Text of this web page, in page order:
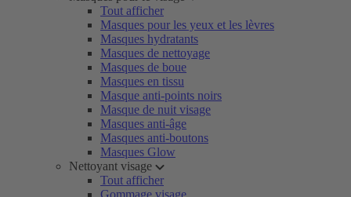
Tout afficher
Masques pour les yeux et les lèvres
Masques hydratants
Masques de nettoyage
Masques de boue
Masques en tissu
Masque anti-points noirs
Masque de nuit visage
Masques anti-âge
Masques anti-boutons
Masques Glow
Nettoyant visage
Tout afficher
Gommage visage